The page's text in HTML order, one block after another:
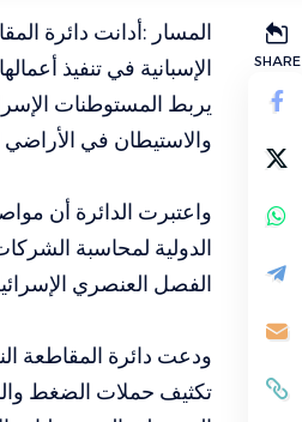
SHARE
الإسبانية في تنفيذ
يربط المستوطنات
والاستيطان في الأراضي
واعتبرت الدائرة أن
الدولية لمحاسبة
الفصل العنصري
ودعت دائرة المقاطعة
تكثيف حملات الضغط